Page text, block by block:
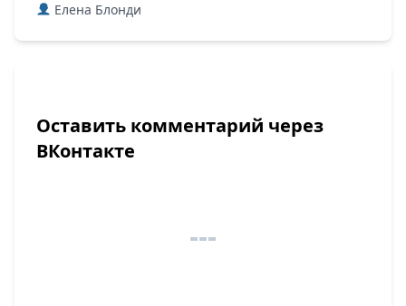
Елена Блонди
Оставить комментарий через
ВКонтакте